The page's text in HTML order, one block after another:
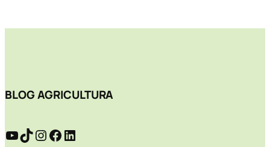
BLOG AGRICULTURA
YouTube
TikTok
Instagram
Facebook
LinkedIn